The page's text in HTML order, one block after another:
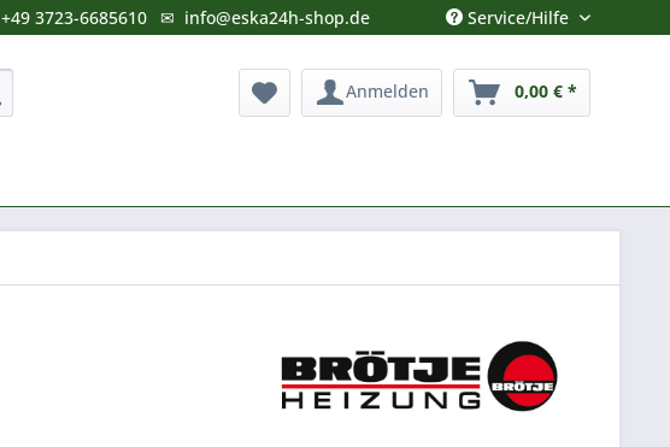
Service/Hilfe
✉ info@eska24h-shop.de
+49 3723-6685610
Anmelden 0,00 € *